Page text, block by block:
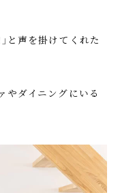
と声を掛けてくれた
やダイニングにいる